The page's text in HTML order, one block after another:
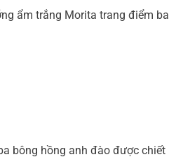
ẩm trắng Morita trang điểm ba
bông hồng anh đào được chiết